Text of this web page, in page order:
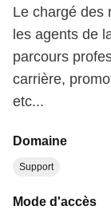
Le chargé des
les agents de
parcours
carrière,
etc...
Domaine
Support
Mode d'accès